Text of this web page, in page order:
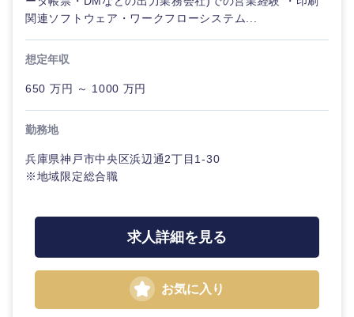
山口県 徳島県
香川県
関連ソフトウェア・ワークフローシステム...
想定年収
650 万円 ～ 1000 万円
勤務地
兵庫県神戸市中央区浜辺通2丁目1-30
※地域限定総合職
求人詳細を見る
お気に入り